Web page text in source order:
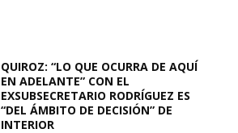
QUIROZ: “LO QUE OCURRA DE AQUÍ
EN ADELANTE” CON EL
EXSUBSECRETARIO RODRÍGUEZ ES
“DEL ÁMBITO DE DECISIÓN” DE
INTERIOR